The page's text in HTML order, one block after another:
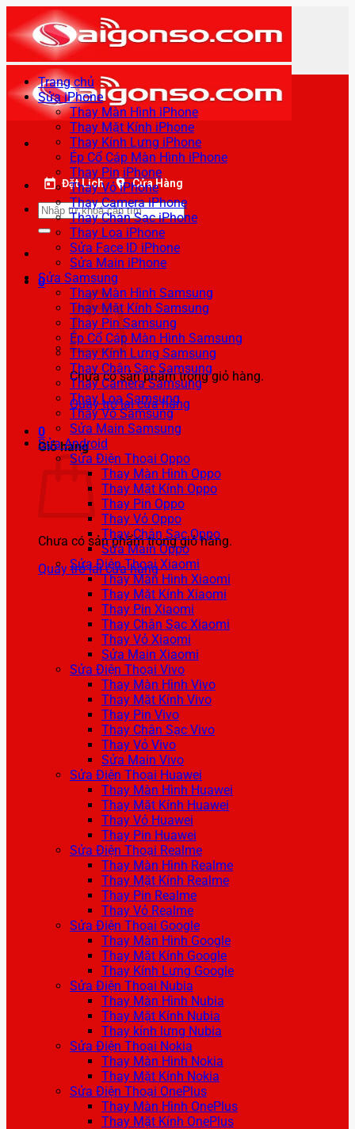
qua
nội
dung
Đặt Lịch Cửa Hàng
Tìm
kiếm:
0
Chưa có sản phẩm trong giỏ hàng.
Quay trở lại cửa hàng
0
Giỏ hàng
Chưa có sản phẩm trong giỏ hàng.
Quay trở lại cửa hàng
Trang chủ
Sửa iPhone
Thay Màn Hình iPhone
Thay Mặt Kính iPhone
Thay Kính Lưng iPhone
Ép Cổ Cáp Màn Hình iPhone
Thay Pin iPhone
Thay Vỏ iPhone
Thay Camera iPhone
Thay Chân Sạc iPhone
Thay Loa iPhone
Sửa Face ID iPhone
Sửa Main iPhone
Sửa Samsung
Thay Màn Hình Samsung
Thay Mặt Kính Samsung
Thay Pin Samsung
Ép Cổ Cáp Màn Hình Samsung
Thay Kính Lưng Samsung
Thay Chân Sạc Samsung
Thay Camera Samsung
Thay Loa Samsung
Thay Vỏ Samsung
Sửa Main Samsung
Sửa Android
Sửa Điện Thoại Oppo
Thay Màn Hình Oppo
Thay Mặt Kính Oppo
Thay Pin Oppo
Thay Vỏ Oppo
Thay Chân Sạc Oppo
Sửa Main Oppo
Sửa Điện Thoại Xiaomi
Thay Màn Hình Xiaomi
Thay Mặt Kính Xiaomi
Thay Pin Xiaomi
Thay Chân Sạc Xiaomi
Thay Vỏ Xiaomi
Sửa Main Xiaomi
Sửa Điện Thoại Vivo
Thay Màn Hình Vivo
Thay Mặt Kính Vivo
Thay Pin Vivo
Thay Chân Sạc Vivo
Thay Vỏ Vivo
Sửa Main Vivo
Sửa Điện Thoại Huawei
Thay Màn Hình Huawei
Thay Mặt Kính Huawei
Thay Vỏ Huawei
Thay Pin Huawei
Sửa Điện Thoại Realme
Thay Màn Hình Realme
Thay Mặt Kính Realme
Thay Pin Realme
Thay Vỏ Realme
Sửa Điện Thoại Google
Thay Màn Hình Google
Thay Mặt Kính Google
Thay Kính Lưng Google
Sửa Điện Thoại Nubia
Thay Màn Hình Nubia
Thay Mặt Kính Nubia
Thay kính lưng Nubia
Sửa Điện Thoại Nokia
Thay Màn Hình Nokia
Thay Mặt Kính Nokia
Sửa Điện Thoại OnePlus
Thay Màn Hình OnePlus
Thay Mặt Kính OnePlus